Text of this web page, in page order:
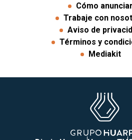
Cómo anunciar
Trabaje con
Aviso de
Términos y
Mediakit